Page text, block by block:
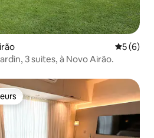
5 (6)
3 suites, à Novo Airão.
les plus appréciés